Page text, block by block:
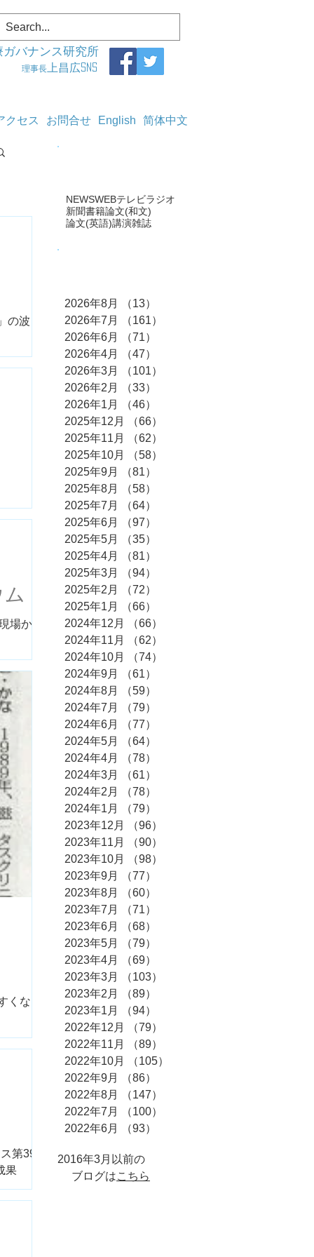
ガバナンス研究所
理事長 上昌広SNS
クセス お問合せ English 简体中文
の波
場から
なっ
第39
果
NEWSWEBテレビラジオ
新聞書籍論文(和文)
論文(英語)講演雑誌
2026年8月 （13）
2026年7月
（161）
2026年6月
（71）
2026年4月
（47）
2026年3月
（101）
2026年2月
（33）
2026年1月
（46）
2025年12月
（66）
2025年11月
（62）
2025年10月
（58）
2025年9月
（81）
2025年8月
（58）
2025年7月
（64）
2025年6月
（97）
2025年5月
（35）
2025年4月
（81）
2025年3月
（94）
2025年2月
（72）
2025年1月
（66）
2024年12月
（66）
2024年11月
（62）
2024年10月
（74）
2024年9月
（61）
2024年8月
（59）
2024年7月
（79）
2024年6月
（77）
2024年5月
（64）
2024年4月
（78）
2024年3月
（61）
2024年2月
（78）
2024年1月
（79）
2023年12月
（96）
2023年11月
（90）
2023年10月
（98）
2023年9月
（77）
2023年8月
（60）
2023年7月
（71）
2023年6月
（68）
2023年5月
（79）
2023年4月
（69）
2023年3月
（103）
2023年2月
（89）
2023年1月
（94）
2022年12月
（79）
2022年11月
（89）
2022年10月
（105）
2022年9月
（86）
2022年8月
（147）
2022年7月
（100）
2022年6月
（93）
2016年3月以前の
ブログはこちら